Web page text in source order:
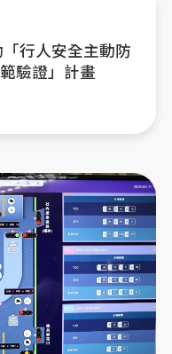
行人安全主動防
驗證」計畫